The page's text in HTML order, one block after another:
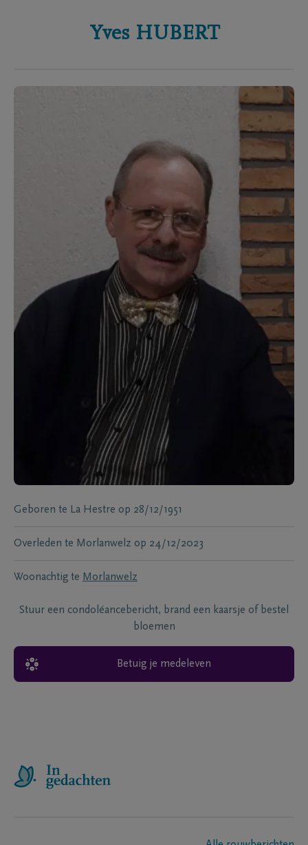
Yves HUBERT
Geboren te La Hestre op 28/12/1951
Overleden te Morlanwelz op 24/12/2023
Woonachtig te Morlanwelz
Stuur een condoléancebericht, brand een kaarsje of bestel
bloemen
Betuig je medeleven